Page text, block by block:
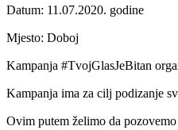
Datum: 11.07.2020. godine
Mjesto: Doboj
Kampanja #TvojGlasJeBitan
Kampanja ima za cilj podizanje
Ovim putem želimo da